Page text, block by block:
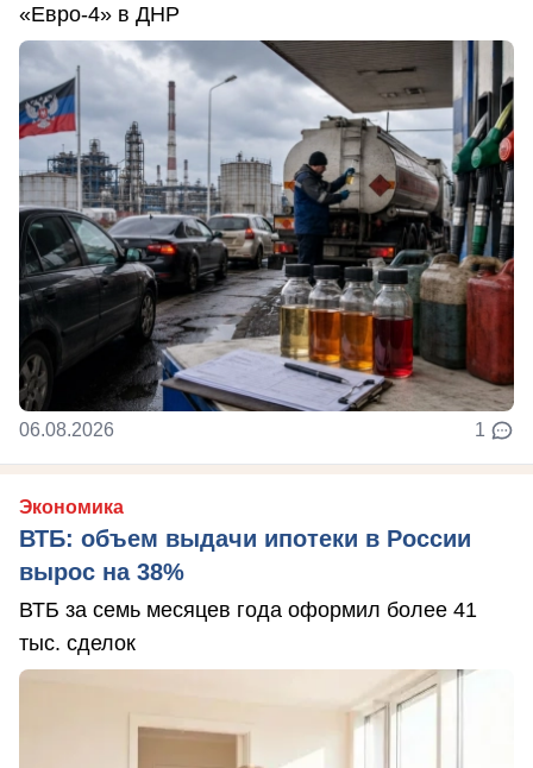
«Евро-4» в ДНР
06.08.2026 1
Экономика
ВТБ: объем выдачи ипотеки в России
вырос на 38%
ВТБ за семь месяцев года оформил более 41
тыс. сделок